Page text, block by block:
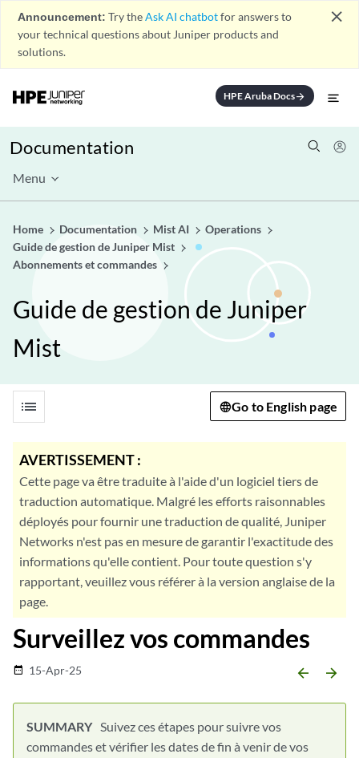
Announcement: Try theAsk AI chatbotfor answers to
your technical questions about Juniper products and
solutions.
close
HPE Aruba Docsarrow_forward
Documentation
Menu
Home Documentation Mist AI
Operations
Guide de gestion de Juniper Mist
Abonnements et commandes
Guide de gestion de Juniper
Mist
list Go to English page
AVERTISSEMENT :
Cette page va être traduite à l'aide d'un logiciel tiers de
traduction automatique. Malgré les efforts raisonnables
déployés pour fournir une traduction de qualité, Juniper
Networks n'est pas en mesure de garantir l'exactitude des
informations qu'elle contient. Pour toute question s'y
rapportant, veuillez vous référer à la version anglaise de la
page.
Surveillez vos commandes
date_range 15-Apr-25 arrow_backward arrow_forward
Suivez ces étapes pour suivre vos
commandes et vérifier les dates de fin à venir de vos